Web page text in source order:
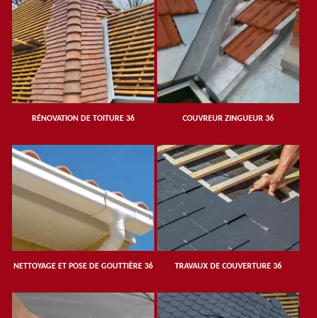
RÉNOVATION DE TOITURE 36 COUVREUR ZINGUEUR 36
NETTOYAGE ET POSE DE GOUTTIÈRE 36 TRAVAUX DE COUVERTURE 36